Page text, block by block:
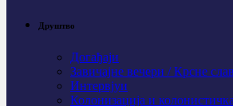
Друштво
Догађаји
Завичајне вечери / Крсне
Интервјуи
Колонизација и